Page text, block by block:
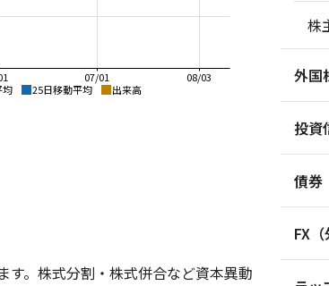
均 25日移動平均 出来高
08/03
07/01
。株式分割・株式併合など資本異動
株
外国
投資
債券
FX